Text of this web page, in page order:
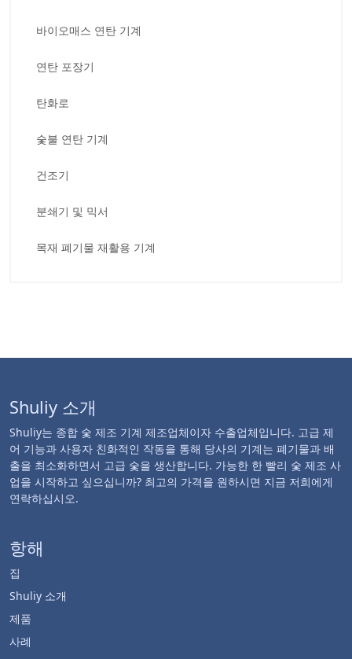
바이오매스 연탄 기계
연탄 포장기
탄화로
숯불 연탄 기계
건조기
분쇄기 및 믹서
목재 폐기물 재활용 기계
Shuliy 소개
Shuliy는 종합 숯 제조 기계 제조업체이자 수출업체입니다. 고급 제
어 기능과 사용자 친화적인 작동을 통해 당사의 기계는 폐기물과 배
출을 최소화하면서 고급 숯을 생산합니다. 가능한 한 빨리 숯 제조 사
업을 시작하고 싶으십니까? 최고의 가격을 원하시면 지금 저희에게
연락하십시오.
항해
집
Shuliy 소개
제품
사례